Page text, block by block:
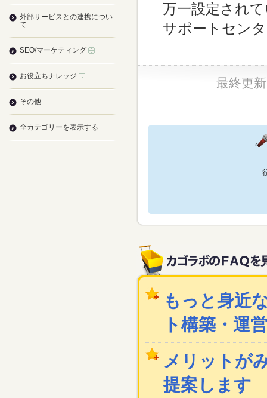
万一設定され
サポートセン
最終更
もっと身近
ト構築・運
メリットが
提案します
外部サービスとの連携につい
て
SEO/マーケティング
お役立ちナレッジ
その他
全カテゴリーを表示する